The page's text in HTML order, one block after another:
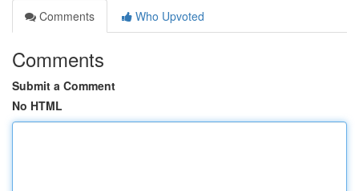
Comments
Who Upvoted
Comments
Submit a Comment
No HTML